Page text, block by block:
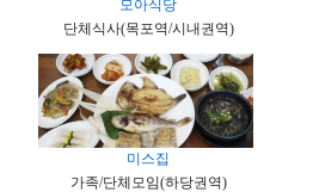
모아식당
단체식사(목포역/시내권역)
미스집
가족/단체모임(하당권역)